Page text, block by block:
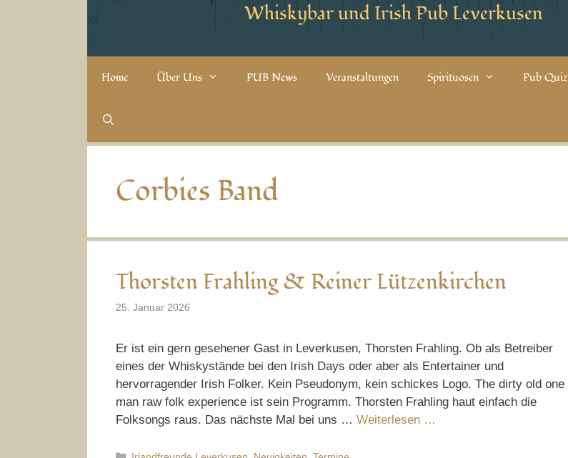
Whiskybar und Irish Pub Leverkusen
Home Über Uns PUB News Veranstaltungen Spirituosen Pub Quiz
Corbies Band
Thorsten Frahling & Reiner Lützenkirchen
25. Januar 2026
Er ist ein gern gesehener Gast in Leverkusen, Thorsten Frahling. Ob als Betreiber
eines der Whiskystände bei den Irish Days oder aber als Entertainer und
hervorragender Irish Folker. Kein Pseudonym, kein schickes Logo. The dirty old one
man raw folk experience ist sein Programm. Thorsten Frahling haut einfach die
Folksongs raus. Das nächste Mal bei uns … Weiterlesen …